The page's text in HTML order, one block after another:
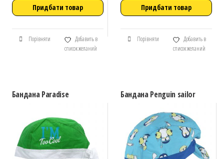
Придбати товар
Порівняти
Добавить в
список желаний
Придбати товар
Порівняти
Добавить в
список желаний
Бандана Paradise Бандана Penguin sailor